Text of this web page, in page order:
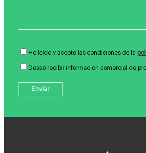
He leído y acepto las condiciones de la
Deseo recibir información comercial de